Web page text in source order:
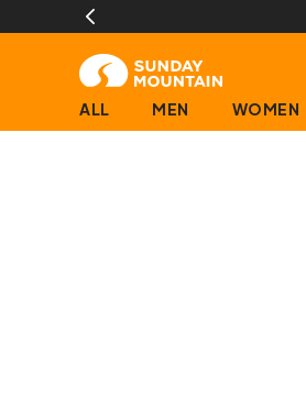
ALL MEN WOMEN